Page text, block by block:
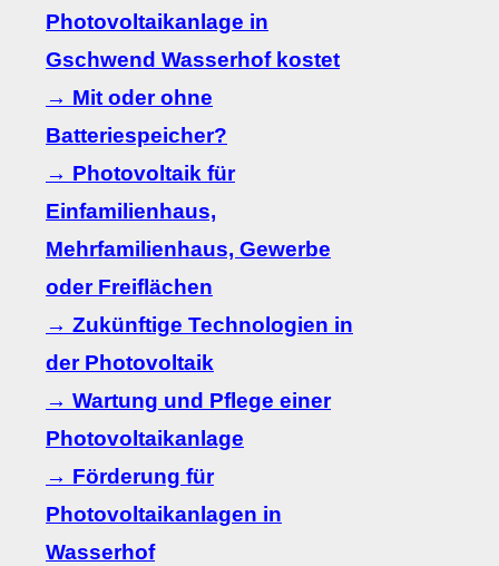
Photovoltaikanlage in
Gschwend Wasserhof kostet
→ Mit oder ohne
Batteriespeicher?
→ Photovoltaik für
Einfamilienhaus,
Mehrfamilienhaus, Gewerbe
oder Freiflächen
→ Zukünftige Technologien in
der Photovoltaik
→ Wartung und Pflege einer
Photovoltaikanlage
→ Förderung für
Photovoltaikanlagen in
Wasserhof